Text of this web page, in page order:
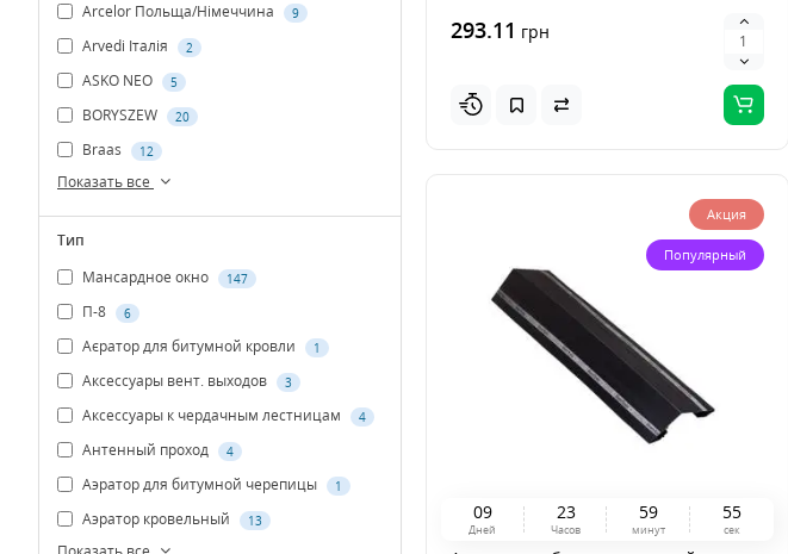
293.11 грн
Акция
Популярный
09
Дней
23
Часов
59
минут
54
сек
Arcelor Польща/Німеччина 9
Arvedi Італія 2
ASKO NEO 5
BORYSZEW 20
Braas 12
Показать все
Тип
Мансардное окно
147
П-8 6
Аєратор для битумной кровли 1
Аксессуары вент. выходов 3
Аксессуары к чердачным лестницам 4
Антенный проход 4
Аэратор для битумной черепицы 1
Аэратор кровельный 13